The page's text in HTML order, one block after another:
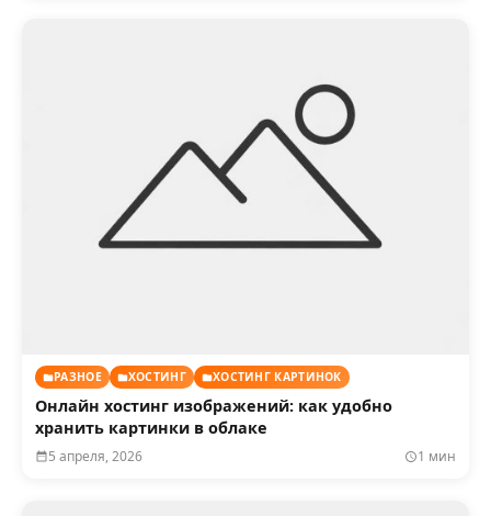
РАЗНОЕ ХОСТИНГ ХОСТИНГ КАРТИНОК
Онлайн хостинг изображений: как удобно
хранить картинки в облаке
5 апреля, 2026 1 мин